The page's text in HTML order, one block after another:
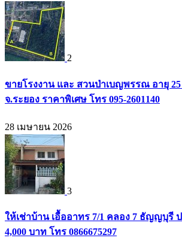
2
ขายโรงงาน และ สวนป่าเบญพรรณ อายุ 25
จ.ระยอง ราคาพิเศษ โทร 095-2601140
28 เมษายน 2026
3
ให้เช่าบ้าน เอื้ออาทร 7/1 คลอง 7 ธัญญบุรี
4,000 บาท โทร 0866675297